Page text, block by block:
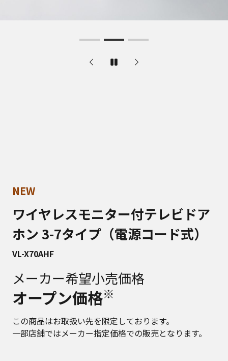
NEW
ワイヤレスモニター付テレビドア
ホン 3-7タイプ（電源コード式）
VL-X70AHF
メーカー希望小売価格
オープン価格※
この商品はお取扱い先を限定しております。
一部店舗ではメーカー指定価格での販売となります。